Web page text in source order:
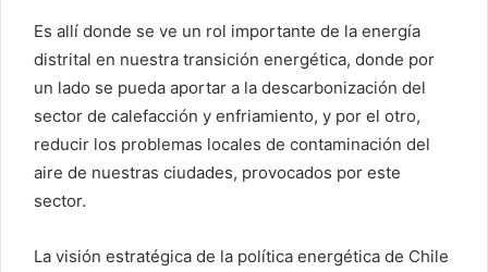
Es allí donde se ve un rol importante de la energía
distrital en nuestra transición energética, donde por
un lado se pueda aportar a la descarbonización del
sector de calefacción y enfriamiento, y por el otro,
reducir los problemas locales de contaminación del
aire de nuestras ciudades, provocados por este
sector.
La visión estratégica de la política energética de Chile